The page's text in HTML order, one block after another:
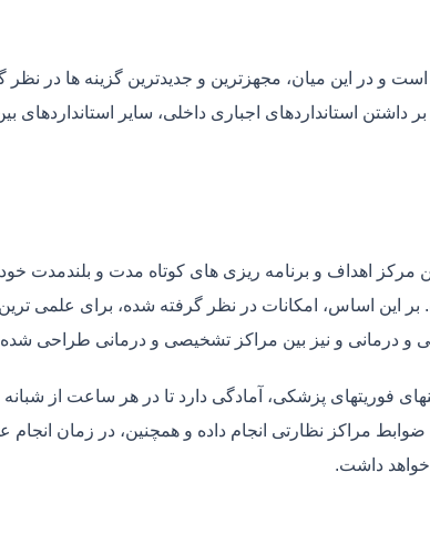
و در این میان، مجهزترین و جدیدترین گزینه ها در نظر
داشتن استانداردهای اجباری داخلی، سایر استانداردهای
اهداف و برنامه ریزی های کوتاه مدت و بلندمدت خود
بر این اساس، امکانات در نظر گرفته شده، برای علمی
و درمانی و نیز بین مراکز تشخیصی و درمانی طراحی شده
فوریتهای پزشکی، آمادگی دارد تا در هر ساعت از شبانه
مراکز نظارتی انجام داده و همچنین، در زمان انجام
داشت.